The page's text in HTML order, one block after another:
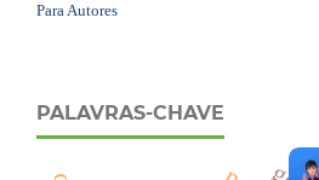
Para Autores
PALAVRAS-CHAVE